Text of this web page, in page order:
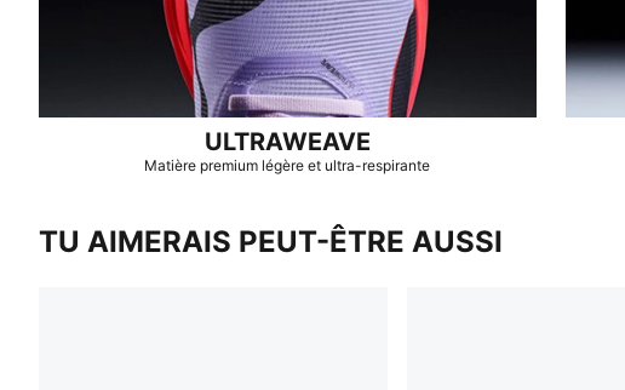
ULTRAWEAVE
Matière premium légère et ultra-respirante
TU AIMERAIS PEUT-ÊTRE AUSSI